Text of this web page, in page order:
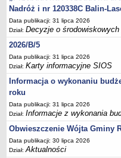
Raporty o stanie
Wnioski
WŁADZE I STRUKTURA
Struktura organizacyjna
Rada gminy
Wójt
Urząd gminy
Jednostki organizacyjne,
Jednostki pomocnicze -
Plan pracy komisji rewizyjnej
Nadróż i nr 120338C Balin-
Data publikacji: 31 lipca 2026
Dział:Decyzje o
2026/B/5
Data publikacji: 31 lipca 2026
Dział:Karty informacyjne SIOS
Informacja o wykonaniu
roku
Data publikacji: 31 lipca 2026
Dział:Informacje z wykonania
Obwieszczenie Wójta Gminy
Data publikacji: 30 lipca 2026
Dział:Aktualności